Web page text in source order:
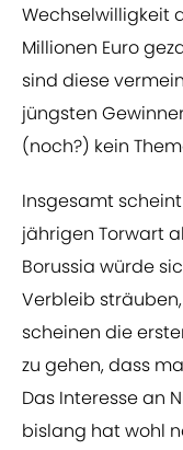
Wechselwilligkeit
Millionen Euro
sind diese
jüngsten
(noch?) kein
Insgesamt
jährigen Torwart
Borussia würde
Verbleib
scheinen die
zu gehen, dass
Das Interesse an
bislang hat wohl